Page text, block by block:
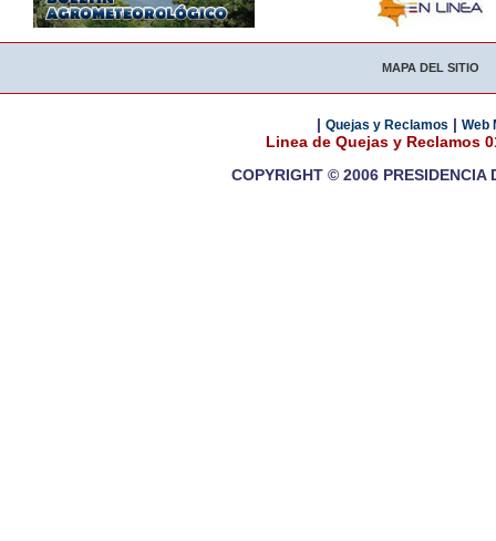
MAPA DEL SITIO
| Quejas y Reclamos | Web
Linea de Quejas y Reclamos
COPYRIGHT © 2006 PRESIDENCIA